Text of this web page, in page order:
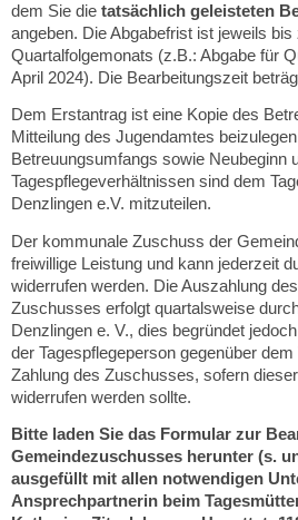
dem Sie die tatsächlich geleisteten
angeben. Die Abgabefrist ist jeweils bis
Quartalfolgemonats (z.B.: Abgabe für
April 2024). Die Bearbeitungszeit
Dem Erstantrag ist eine Kopie des
Mitteilung des Jugendamtes
Betreuungsumfangs sowie Neubeginn
Tagespflegeverhältnissen sind dem
Denzlingen e.V. mitzuteilen.
Der kommunale Zuschuss der
freiwillige Leistung und kann jederzeit
widerrufen werden. Die Auszahlung
Zuschusses erfolgt quartalsweise
Denzlingen e. V., dies begründet
der Tagespflegeperson gegenüber
Zahlung des Zuschusses, sofern
widerrufen werden sollte.
Bitte laden Sie das Formular zur
Gemeindezuschusses herunter (s.
ausgefüllt mit allen notwendigen
Ansprechpartnerin beim